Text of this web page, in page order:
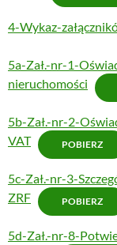
4-Wykaz-
5a-Zał.-nr-1-
nieruchomości
5b-Zał.-nr-2-
VAT
POBIERZ
5c-Zał.-nr-3-
ZRF
POBIERZ
5d-Zał.-nr-8-